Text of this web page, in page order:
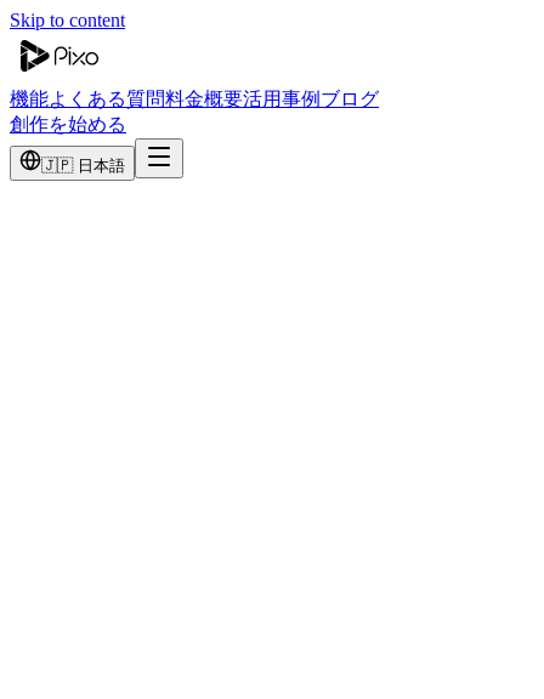
Skip to content
機能よくある質問料金概要活用事例 ブログ
創作を始める
🇯🇵 日本語